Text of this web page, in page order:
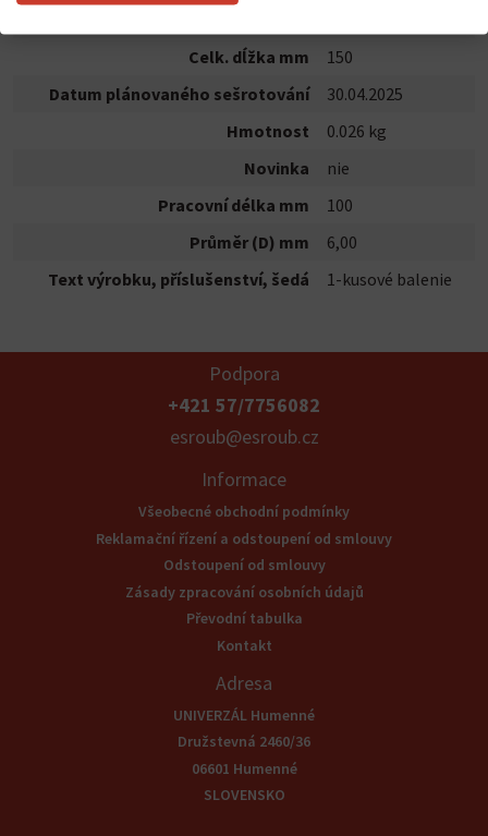
Celk. dĺžka mm
150
Datum plánovaného sešrotování
30.04.2025
Hmotnost
0.026 kg
Novinka
nie
Pracovní délka mm
100
Průměr (D) mm
6,00
Text výrobku, příslušenství, šedá
1-kusové balenie
Podpora
+421 57/7756082
esroub@esroub.cz
Informace
Všeobecné obchodní podmínky
Reklamační řízení a odstoupení od smlouvy
Odstoupení od smlouvy
Zásady zpracování osobních údajů
Převodní tabulka
Kontakt
Adresa
UNIVERZÁL Humenné
Družstevná 2460/36
06601 Humenné
SLOVENSKO